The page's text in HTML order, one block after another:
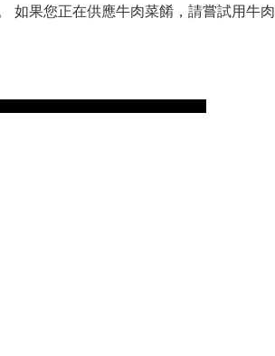
如果您正在供應牛肉菜餚，請嘗試用牛肉